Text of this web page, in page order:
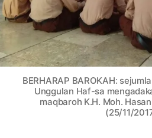
BERHARAP BAROKAH:
Unggulan Haf-sa
maqbaroh K.H. Moh.
(25/11/